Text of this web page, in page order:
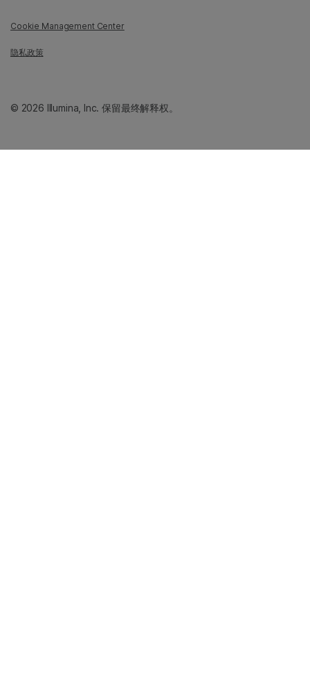
Cookie Management Center
隐私政策
© 2026 Illumina, Inc. 保留最终解释权。